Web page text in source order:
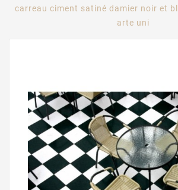
carreau ciment satiné damier noir et
arte uni